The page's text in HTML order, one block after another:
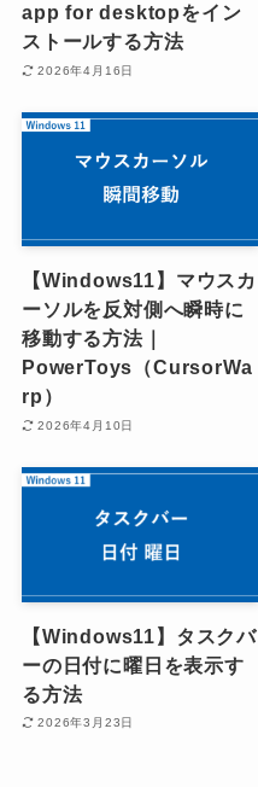
app for desktopをイン
ストールする方法
2026年4月16日
【Windows11】マウスカ
ーソルを反対側へ瞬時に
移動する方法｜
PowerToys（CursorWa
rp）
2026年4月10日
【Windows11】タスクバ
ーの日付に曜日を表示す
る方法
2026年3月23日